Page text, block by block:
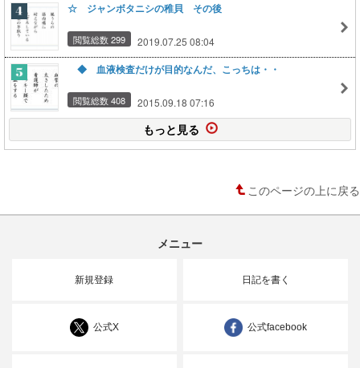
☆ ジャンボタニシの稚貝 その後
閲覧総数 299 2019.07.25 08:04
◆ 血液検査だけが目的なんだ、こっちは・・
閲覧総数 408 2015.09.18 07:16
もっと見る
このページの上に戻る
メニュー
新規登録 日記を書く
公式X 公式facebook